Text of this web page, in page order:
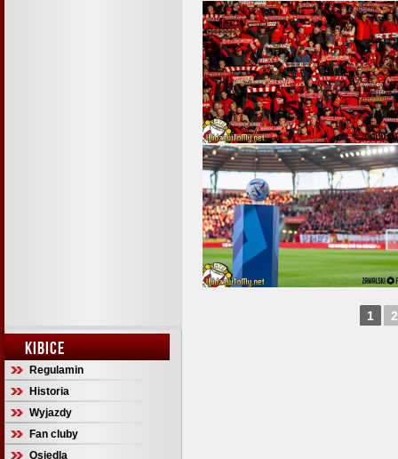
KIBICE
Regulamin
Historia
Wyjazdy
Fan cluby
Osiedla
1 2